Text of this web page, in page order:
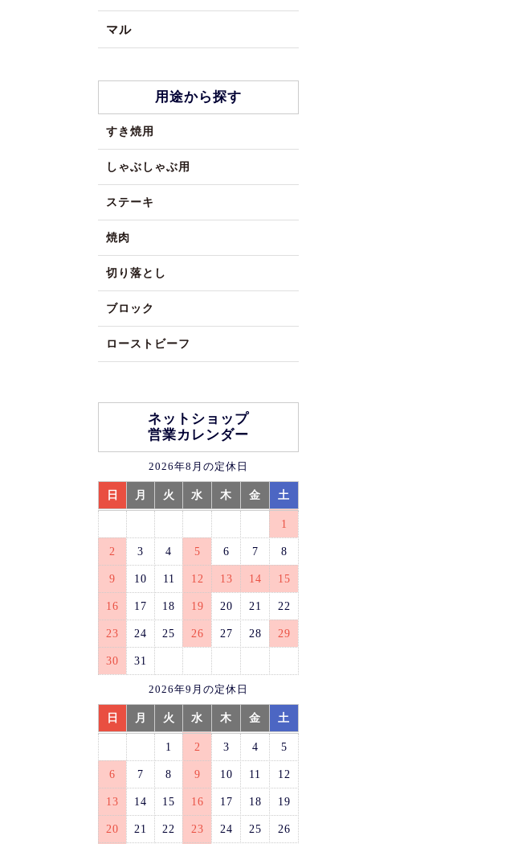
マル
用途から探す
すき焼用
しゃぶしゃぶ用
ステーキ
焼肉
切り落とし
ブロック
ローストビーフ
ネットショップ
営業カレンダー
2026年8月の定休日
日 月 火 水 木 金 土
1
2 3 4 5 6 7 8
9 10 11 12 13 14 15
16 17 18 19 20 21 22
23 24 25 26 27 28 29
30 31
2026年9月の定休日
日 月 火 水 木 金 土
1 2 3 4 5
6 7 8 9 10 11 12
13 14 15 16 17 18 19
20 21 22 23 24 25 26